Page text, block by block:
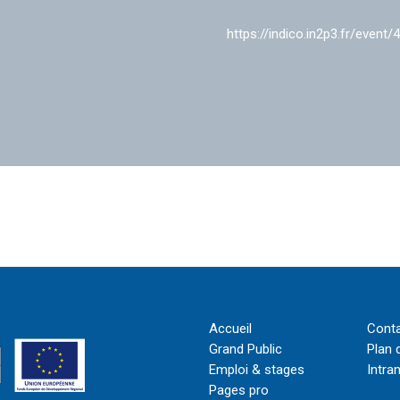
https://indico.in2p3.fr/event/
Accueil
Grand Public
Emploi & stages
Pages pro
Plan